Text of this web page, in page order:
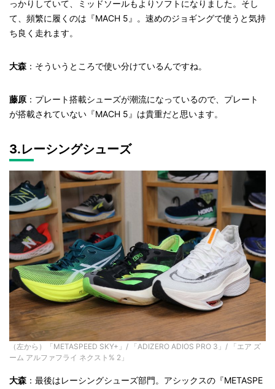
っかりしていて、ミッドソールもよりソフトになりました。そし
て、頻繁に履くのは『MACH 5』。速めのジョギングで使うと気持
ち良く走れます。
大森 ：そういうところで使い分けているんですね。
藤原 ：プレート搭載シューズが潮流になっているので、プレート
が搭載されていない『MACH 5』は貴重だと思います。
3.レーシングシューズ
（左から）「METASPEED SKY+」/ 「ADIZERO ADIOS PRO 3」/ 「エア ズ
ーム アルファフライ ネクスト% 2」
大森 ：最後はレーシングシューズ部門。アシックスの『METASPE